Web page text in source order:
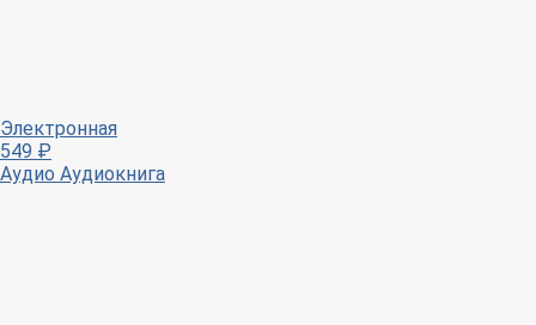
Электронная
549 ₽
Аудио Аудиокнига